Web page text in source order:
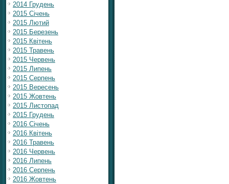
2014 Грудень
2015 Січень
2015 Лютий
2015 Березень
2015 Квітень
2015 Травень
2015 Червень
2015 Липень
2015 Серпень
2015 Вересень
2015 Жовтень
2015 Листопад
2015 Грудень
2016 Січень
2016 Квітень
2016 Травень
2016 Червень
2016 Липень
2016 Серпень
2016 Жовтень